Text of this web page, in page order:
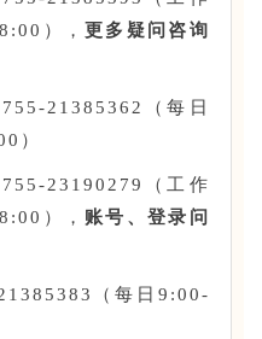
），更多疑问咨询
21385362（每日
）
23190279（工作
）， 账号、登录问
（每日9:00-